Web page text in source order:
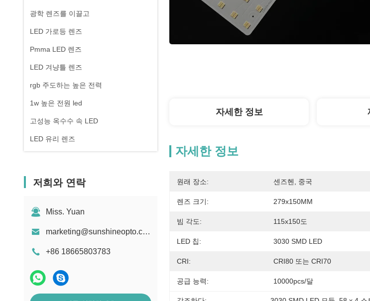
광학 렌즈를 이끌고
LED 가로등 렌즈
Pmma LED 렌즈
LED 겨냥틀 렌즈
rgb 주도하는 높은 전력
1w 높은 전원 led
고성능 옥수수 속 LED
LED 유리 렌즈
저희와 연락
Miss. Yuan
marketing@sunshineopto.com
+86 18665803783
자세한 정보
자세한 정보
원래 장소: 센즈헨, 중국
렌즈 크기: 279x150MM
빔 각도: 115x150도
LED 칩: 3030 SMD LED
CRI: CRI80 또는 CRI70
공급 능력: 10000pcs/달